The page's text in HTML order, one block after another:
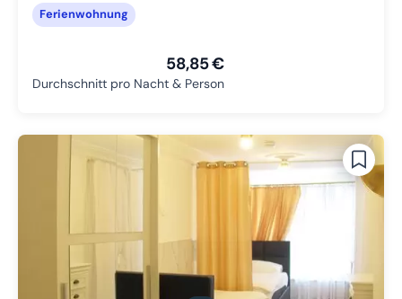
Ferienwohnung
58,85 €
Durchschnitt pro Nacht & Person